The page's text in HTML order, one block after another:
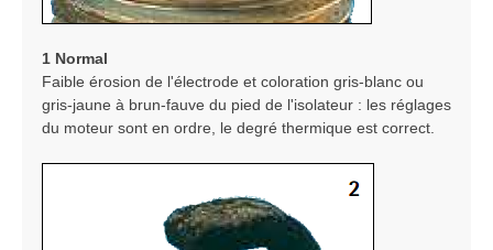
1 Normal
Faible érosion de l'électrode et coloration gris-blanc ou
gris-jaune à brun-fauve du pied de l'isolateur : les réglages
du moteur sont en ordre, le degré thermique est correct.